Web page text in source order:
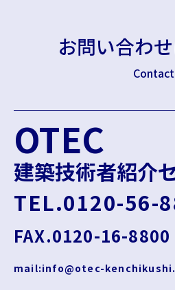
お問い合わ
Contact
OTEC
建築技術者紹介
TEL.0120-56-
FAX.0120-16-8800
mail:info@otec-